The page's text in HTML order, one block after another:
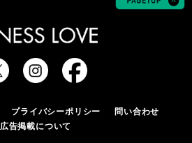
プライバシーポリシー
問い合わせ
広告掲載について